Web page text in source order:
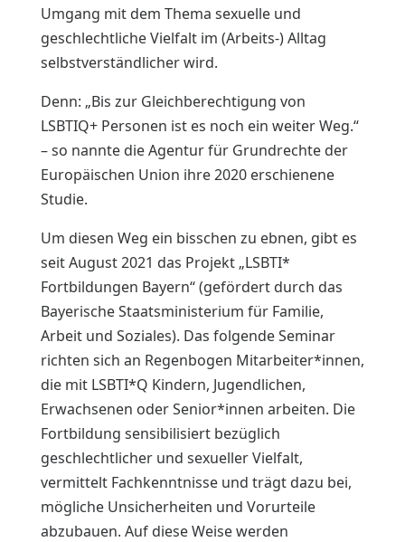
Umgang mit dem Thema sexuelle und
geschlechtliche Vielfalt im (Arbeits-) Alltag
selbstverständlicher wird.
Denn: „Bis zur Gleichberechtigung von
LSBTIQ+ Personen ist es noch ein weiter Weg.“
– so nannte die Agentur für Grundrechte der
Europäischen Union ihre 2020 erschienene
Studie.
Um diesen Weg ein bisschen zu ebnen, gibt es
seit August 2021 das Projekt „LSBTI*
Fortbildungen Bayern“ (gefördert durch das
Bayerische Staatsministerium für Familie,
Arbeit und Soziales). Das folgende Seminar
richten sich an Regenbogen Mitarbeiter*innen,
die mit LSBTI*Q Kindern, Jugendlichen,
Erwachsenen oder Senior*innen arbeiten. Die
Fortbildung sensibilisiert bezüglich
geschlechtlicher und sexueller Vielfalt,
vermittelt Fachkenntnisse und trägt dazu bei,
mögliche Unsicherheiten und Vorurteile
abzubauen. Auf diese Weise werden